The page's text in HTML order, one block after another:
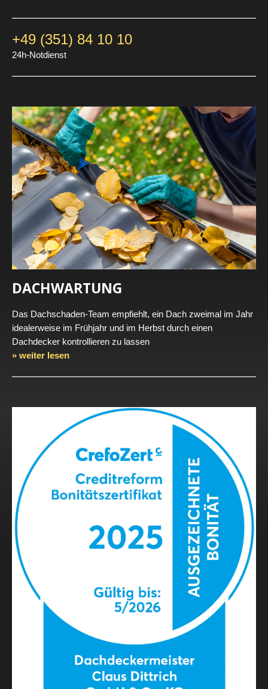
+49 (351) 84 10 10
24h-Notdienst
DACHWARTUNG
Das Dachschaden-Team empfiehlt, ein Dach zweimal im Jahr
idealerweise im Frühjahr und im Herbst durch einen
Dachdecker kontrollieren zu lassen
» weiter lesen